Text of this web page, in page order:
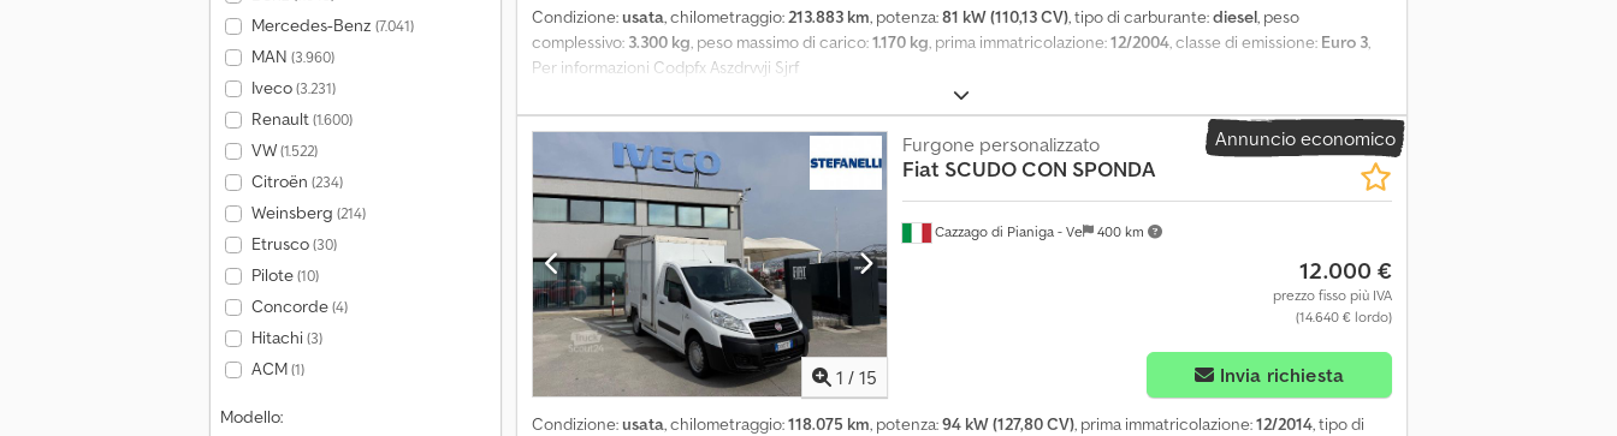
Mercedes-Benz (7.041)
MAN (3.960)
Iveco(3.231)
Renault(1.600)
VW(1.522)
Citroën (234)
Weinsberg (214)
Etrusco(30)
Pilote(10)
Concorde(4)
Hitachi(3)
ACM(1)
Modello:
Condizione:usata, chilometraggio:213.883 km, potenza:81 kW (110,13 CV), tipo di carburante:diesel, peso
complessivo: 3.300 kg, peso massimo di carico:1.170 kg, prima immatricolazione:12/2004, classe di emissione: Euro 3,
Per informazioni Codpfx Aszdrvvji Sjrf
Annuncio economico
1 / 15
Cazzago di Pianiga - Ve 400 km
Furgone personalizzato
Fiat SCUDO CON SPONDA
12.000 €
prezzo fisso più IVA
(14.640 € lordo)
Invia richiesta
Condizione:usata, chilometraggio:118.075 km, potenza:94 kW (127,80 CV), prima immatricolazione:12/2014, tipo di
o
n
i
i
i
n
t
e
m